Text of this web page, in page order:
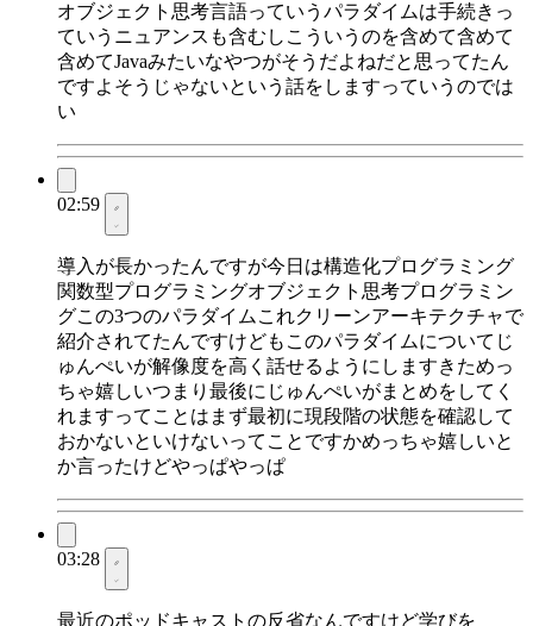
オブジェクト思考言語っていうパラダイムは手続きっ
ていうニュアンスも含むしこういうのを含めて含めて
含めてJavaみたいなやつがそうだよねだと思ってたん
ですよそうじゃないという話をしますっていうのでは
い
02:59
導入が長かったんですが今日は構造化プログラミング
関数型プログラミングオブジェクト思考プログラミン
グこの3つのパラダイムこれクリーンアーキテクチャで
紹介されてたんですけどもこのパラダイムについてじ
ゅんぺいが解像度を高く話せるようにしますきためっ
ちゃ嬉しいつまり最後にじゅんぺいがまとめをしてく
れますってことはまず最初に現段階の状態を確認して
おかないといけないってことですかめっちゃ嬉しいと
か言ったけどやっぱやっぱ
03:28
最近のポッドキャストの反省なんですけど学びを